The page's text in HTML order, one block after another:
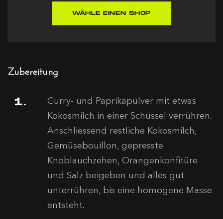
WÄHLE EINEN SHOP
Zubereitung
Curry- und Paprikapulver mit etwas
Kokosmilch in einer Schüssel verrühren.
Anschliessend restliche Kokosmilch,
Gemüsebouillon, gepresste
Knoblauchzehen, Orangenkonfitüre
und Salz beigeben und alles gut
unterrühren, bis eine homogene Masse
entsteht.